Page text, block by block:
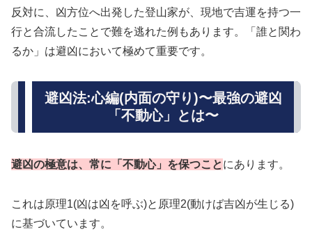
反対に、凶方位へ出発した登山家が、現地で吉運を持つ一
行と合流したことで難を逃れた例もあります。「誰と関わ
るか」は避凶において極めて重要です。
避凶法:心編(内面の守り)〜最強の避凶
「不動心」とは〜
避凶の極意は、常に「不動心」を保つことにあります。
これは原理1(凶は凶を呼ぶ)と原理2(動けば吉凶が生じる)
に基づいています。